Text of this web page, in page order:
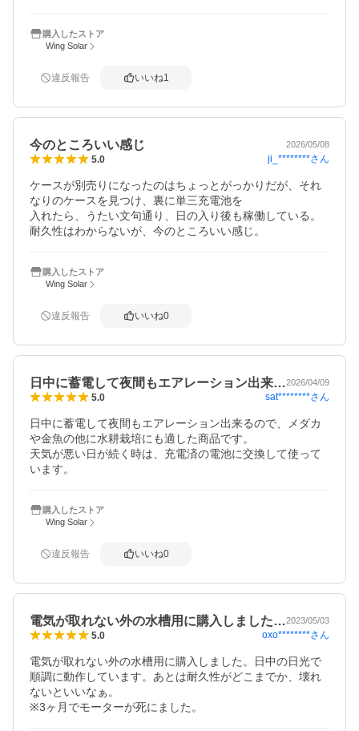
購入したストア
Wing Solar
違反報告 いいね1
今のところいい感じ 2026/05/08
5.0 ji_********さん
ケースが別売りになったのはちょっとがっかりだが、それ
なりのケースを見つけ、裏に単三充電池を
入れたら、うたい文句通り、日の入り後も稼働している。
耐久性はわからないが、今のところいい感じ。
購入したストア
Wing Solar
違反報告 いいね0
日中に蓄電して夜間もエアレーション出来…2026/04/09
5.0 sat********さん
日中に蓄電して夜間もエアレーション出来るので、メダカ
や金魚の他に水耕栽培にも適した商品です。
天気が悪い日が続く時は、充電済の電池に交換して使って
います。
購入したストア
Wing Solar
違反報告 いいね0
電気が取れない外の水槽用に購入しました…2023/05/03
5.0 oxo********さん
電気が取れない外の水槽用に購入しました。日中の日光で
順調に動作しています。あとは耐久性がどこまでか、壊れ
ないといいなぁ。
※3ヶ月でモーターが死にました。